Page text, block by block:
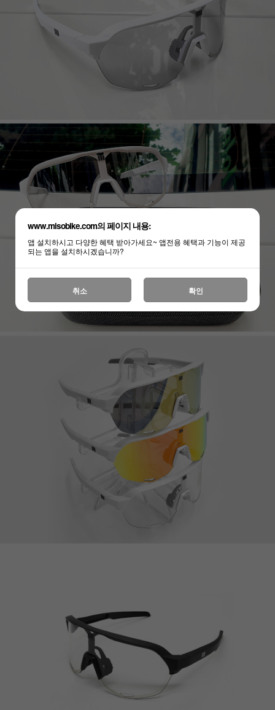
www.misobike.com의 페이지 내용:
앱 설치하시고 다양한 혜택 받아가세요~ 앱전용 혜택과 기능이 제공
되는 앱을 설치하시겠습니까?
취소 확인